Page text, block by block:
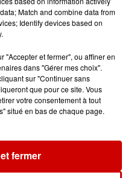
places pour le
vos entrées
Match and combine data from
Identify devices based on
"Accepter et fermer", ou affiner en
dans "Gérer mes choix".
sur "Continuer sans
que pour ce site. Vous
votre consentement à tout
situé en bas de chaque page.
fermer